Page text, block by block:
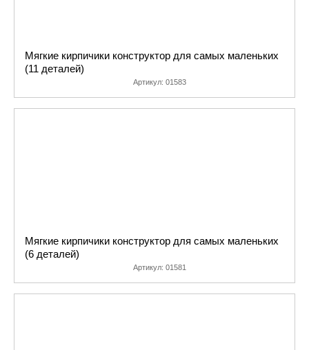
Мягкие кирпичики конструктор для самых маленьких
(11 деталей)
Артикул: 01583
Мягкие кирпичики конструктор для самых маленьких
(6 деталей)
Артикул: 01581